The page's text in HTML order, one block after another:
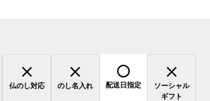
仏のし対応 のし名入れ 配送日指定
ソーシャル
ギフト